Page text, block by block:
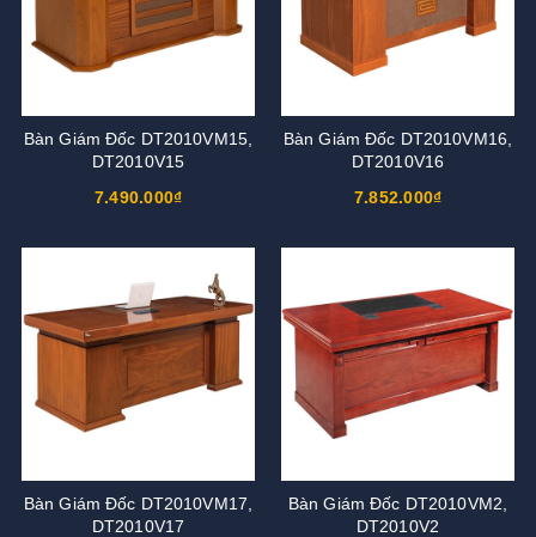
Bàn Giám Đốc DT2010VM15,
DT2010V15
7.490.000₫
Bàn Giám Đốc DT2010VM16,
DT2010V16
7.852.000₫
Bàn Giám Đốc DT2010VM17,
DT2010V17
Bàn Giám Đốc DT2010VM2,
DT2010V2